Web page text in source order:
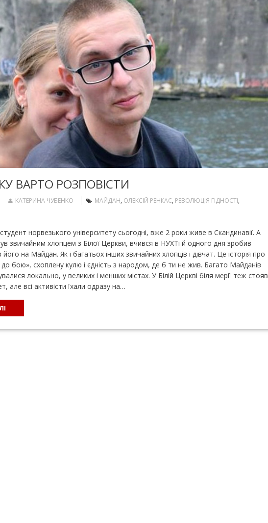
ВАРТО РОЗПОВІСТИ
КАТЕРИНА ЧУБЕНКО МАЙДАН, ОЛЕКСІЙ РЕНКАС, РЕВОЛЮЦІЯ ГІДНОСТІ,
норвезького університету сьогодні, вже 2 роки живе в Скандинавії. А
звичайним хлопцем з Білої Церкви, вчився в НУХТі й одного дня зробив
його на Майдан. Як і багатьох інших звичайних хлопців і дівчат. Це історія про
бою», схоплену кулю і єдність з народом, де б ти не жив. Багато Майданів
локально, у великих і менших містах. У Білій Церкві біля мерії теж стояв
але всі активісти їхали одразу на…